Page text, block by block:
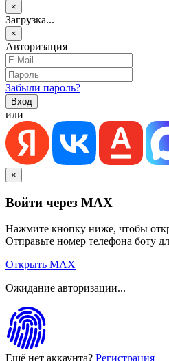
×
Загрузка...
×
Авторизация
Забыли пароль?
или
×
Войти через MAX
Нажмите кнопку ниже, чтобы
Отправьте номер телефона боту
Открыть MAX
Ожидание авторизации...
Ещё нет аккаунта? Регистрация